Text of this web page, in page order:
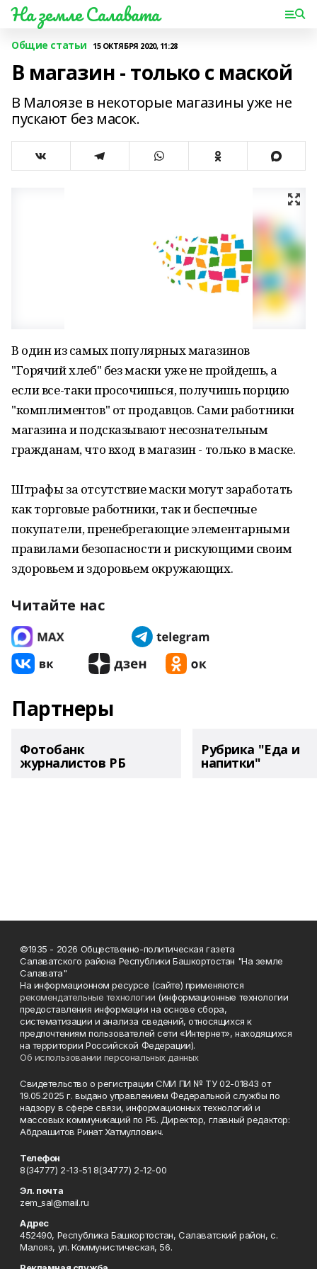
На земле Салавата
Общие статьи 15 ОКТЯБРЯ 2020, 11:28
В магазин - только с маской
В Малоязе в некоторые магазины уже не
пускают без масок.
В один из самых популярных магазинов
"Горячий хлеб" без маски уже не пройдешь, а
если все-таки просочишься, получишь порцию
"комплиментов" от продавцов. Сами работники
магазина и подсказывают несознательным
гражданам, что вход в магазин - только в маске.
Штрафы за отсутствие маски могут заработать
как торговые работники, так и беспечные
покупатели, пренебрегающие элементарными
правилами безопасности и рискующими своим
здоровьем и здоровьем окружающих.
Читайте нас
Партнеры
Фотобанк
журналистов РБ
Рубрика "Еда и
напитки"
©1935 - 2026 Общественно-политическая газета
Салаватского района Республики Башкортостан "На земле
Салавата"
На информационном ресурсе (сайте) применяются
рекомендательные технологии (информационные технологии
предоставления информации на основе сбора,
систематизации и анализа сведений, относящихся к
предпочтениям пользователей сети «Интернет», находящихся
на территории Российской Федерации).
Об использовании персональных данных
Свидетельство о регистрации СМИ ПИ № ТУ 02-01843 от
19.05.2025 г. выдано управлением Федеральной службы по
надзору в сфере связи, информационных технологий и
массовых коммуникаций по РБ. Директор, главный редактор:
Абдрашитов Ринат Хатмуллович.
Телефон
8(34777) 2-13-51 8(34777) 2-12-00
Эл. почта
zem_sal@mail.ru
Адрес
452490, Республика Башкортостан, Салаватский район, с.
Малояз, ул. Коммунистическая, 56.